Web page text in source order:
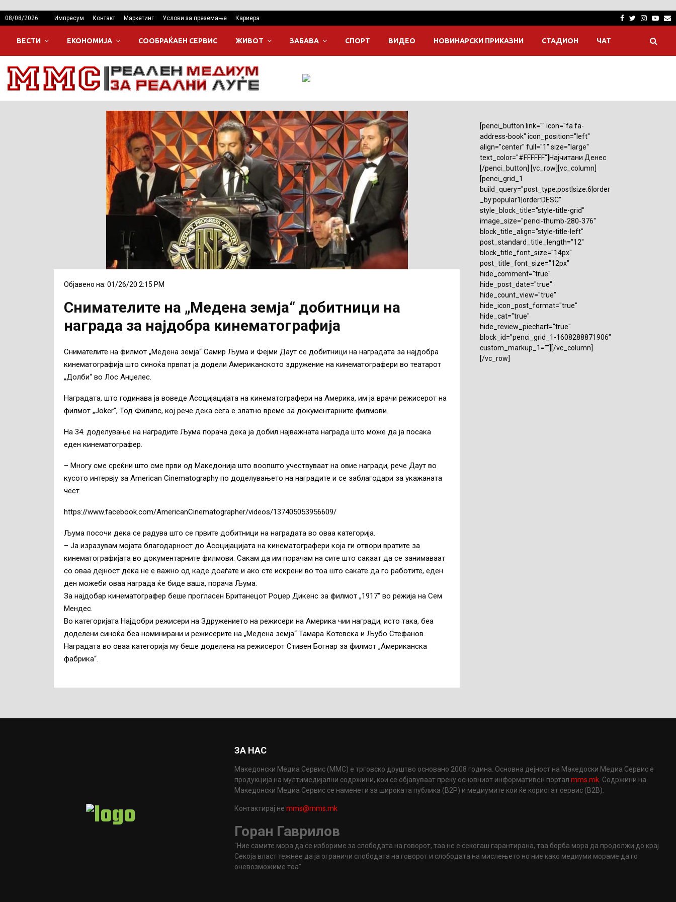
08/08/2026 Импресум Контакт Маркетинг Услови за преземање Кариера Facebook
Twitter
ВЕСТИ ЕКОНОМИЈА СООБРАЌАЕН СЕРВИС ЖИВОТ ЗАБАВА СПОРТ ВИДЕО НОВИНАРСКИ ПРИКАЗНИ СТАДИОН ЧАТ
Објавено на: 01/26/20 2:15 PM
Снимателите на „Медена земја“ добитници на
награда за најдобра кинематографија
Снимателите на филмот „Медена земја“ Самир Љума и Фејми Даут се добитници на наградата за најдобра
кинематографија што синоќа првпат ја додели Американското здружение на кинематографери во театарот
„Долби“ во Лос Анџелес.
Наградата, што годинава ја воведе Асоцијацијата на кинематографери на Америка, им ја врачи режисерот на
филмот „Joker“, Тод Филипс, кој рече дека сега е златно време за документарните филмови.
На 34. доделување на наградите Љума порача дека ја добил најважната награда што може да ја посака
еден кинематографер.
– Многу сме среќни што сме први од Македонија што воопшто учествуваат на овие награди, рече Даут во
кусото интервју за American Cinematography по доделувањето на наградите и се заблагодари за укажаната
чест.
https://www.facebook.com/AmericanCinematographer/videos/137405053956609/
Љума посочи дека се радува што се првите добитници на наградата во оваа категорија.
– Ја изразувам мојата благодарност до Асоцијацијата на кинематографери која ги отвори вратите за
кинематографијата во документарните филмови. Сакам да им порачам на сите што сакаат да се занимаваат
со оваа дејност дека не е важно од каде доаѓате и ако сте искрени во тоа што сакате да го работите, еден
ден можеби оваа награда ќе биде ваша, порача Љума.
За најдобар кинематографер беше прогласен Британецот Роџер Дикенс за филмот „1917“ во режија на Сем
Мендес.
Во категоријата Најдобри режисери на Здружението на режисери на Америка чии награди, исто така, беа
доделени синоќа беа номинирани и режисерите на „Медена земја“ Тамара Котевска и Љубо Стефанов.
Наградата во оваа категорија му беше доделена на режисерот Стивен Богнар за филмот „Американска
фабрика“.
[penci_button link="" icon="fa fa-
address-book" icon_position="left"
align="center" full="1" size="large"
text_color="#FFFFFF"]Најчитани Денес
[/penci_button] [vc_row][vc_column]
[penci_grid_1
build_query="post_type:post|size:6|order
_by:popular1|order:DESC"
style_block_title="style-title-grid"
image_size="penci-thumb-280-376"
block_title_align="style-title-left"
post_standard_title_length="12"
block_title_font_size="14px"
post_title_font_size="12px"
hide_comment="true"
hide_post_date="true"
hide_count_view="true"
hide_icon_post_format="true"
hide_cat="true"
hide_review_piechart="true"
block_id="penci_grid_1-1608288871906"
custom_markup_1=""][/vc_column]
[/vc_row]
ЗА НАС
Македонски Медиа Сервис (ММС) е трговско друштво основано 2008 година. Основна дејност на Македоски Медиа Сервис е
продукција на мултимедијални содржини, кои се објавуваат преку основниот информативен порталmms.mk. Содржини на
Македонски Медиа Сервис се наменети за широката публика (B2P) и медиумите кои ќе користат сервис (B2B).
Контактирај неmms@mms.mk
Горан Гаврилов
"Ние самите мора да се избориме за слободата на говорот, таа не е секогаш гарантирана, таа борба мора да продолжи до крај.
Секоја власт тежнее да ја ограничи слободата на говорот и слободата на мислењето но ние како медиуми мораме да го
оневозможиме тоа"